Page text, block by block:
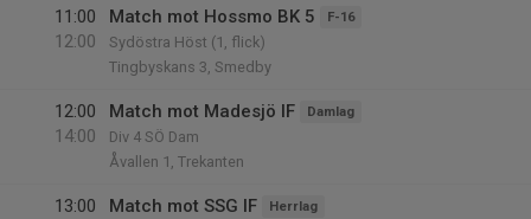
11:00
12:00
Match mot Hossmo BK 5 F-16
Sydöstra Höst (1, flick)
Tingbyskans 3, Smedby
12:00
14:00
Match mot Madesjö IF Damlag
Div 4 SÖ Dam
Åvallen 1, Trekanten
13:00
Match mot SSG IF Herrlag